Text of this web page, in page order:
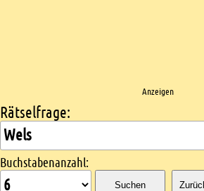
Anzeigen
Kreuzworträtsel suchen
Rätselfrage:
Buchstabenanzahl:
Suchen